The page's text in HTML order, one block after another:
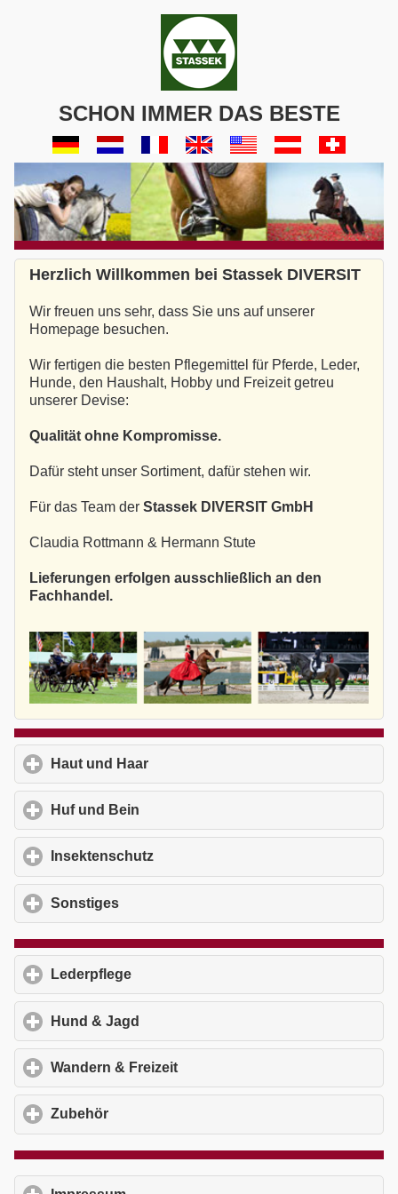
SCHON IMMER DAS BESTE
Herzlich Willkommen bei Stassek DIVERSIT
Wir freuen uns sehr, dass Sie uns auf unserer
Homepage besuchen.
Wir fertigen die besten Pflegemittel für Pferde, Leder,
Hunde, den Haushalt, Hobby und Freizeit getreu
unserer Devise:
Qualität ohne Kompromisse.
Dafür steht unser Sortiment, dafür stehen wir.
Für das Team der Stassek DIVERSIT GmbH
Claudia Rottmann & Hermann Stute
Lieferungen erfolgen ausschließlich an den
Fachhandel.
Haut und Haar
Huf und Bein
Insektenschutz
Sonstiges
Lederpflege
Hund & Jagd
Wandern & Freizeit
Zubehör